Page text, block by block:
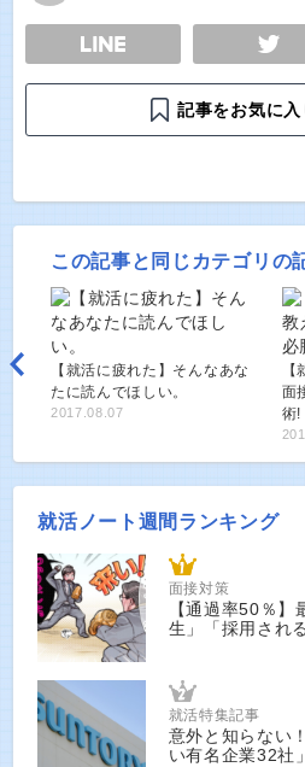
TWEET
記事をお気に
この記事と同じカテゴリの
【就活に疲れた】そんなあな
たに読んでほしい。
2017.08.07
面
術!
就活ノート週間ランキング
面接対策
【通過率50％
生」「採用され
就活特集記事
意外と知らない
い有名企業32社」